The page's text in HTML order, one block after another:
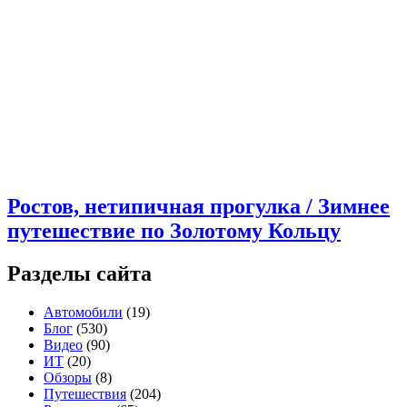
Ростов, нетипичная прогулка / Зимнее
путешествие по Золотому Кольцу
Разделы сайта
Автомобили (19)
Блог (530)
Видео (90)
ИТ (20)
Обзоры (8)
Путешествия (204)